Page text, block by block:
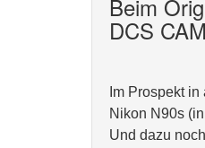
Beim
DCS
Im Prospekt
Nikon N90s
Und dazu